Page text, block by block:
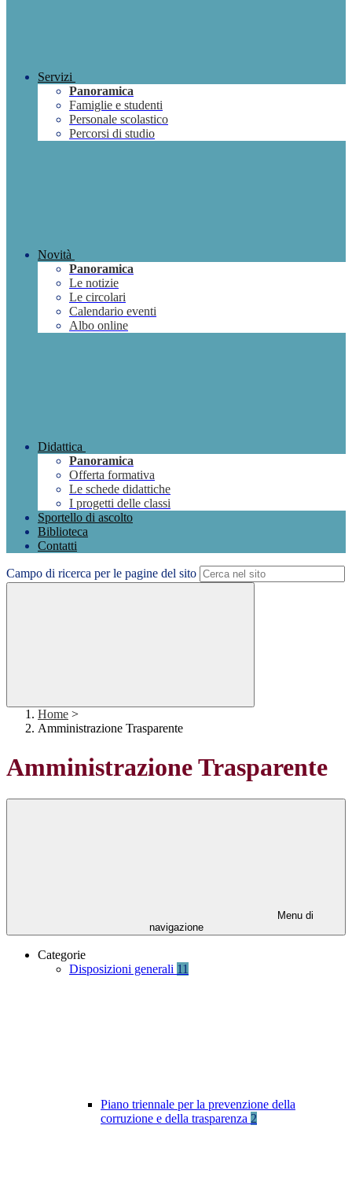
Servizi
Panoramica
Famiglie e studenti
Personale scolastico
Percorsi di studio
Novità
Panoramica
Le notizie
Le circolari
Calendario eventi
Albo online
Didattica
Panoramica
Offerta formativa
Le schede didattiche
I progetti delle classi
Sportello di ascolto
Biblioteca
Contatti
Campo di ricerca per le pagine del sito
Home >
Amministrazione Trasparente
Amministrazione Trasparente
Menu di
navigazione
Categorie
Disposizioni generali 11
Piano triennale per la prevenzione della
corruzione e della trasparenza 2